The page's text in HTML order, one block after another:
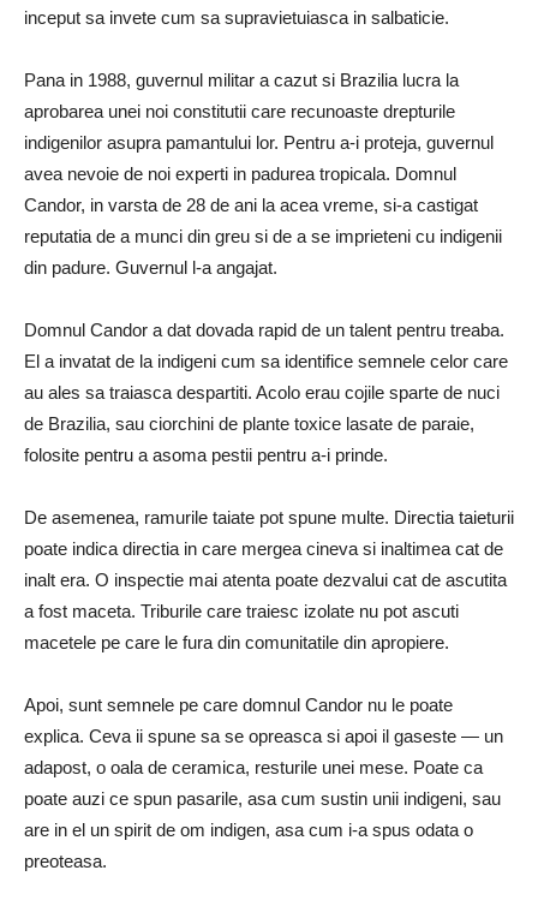
inceput sa invete cum sa supravietuiasca in salbaticie.
Pana in 1988, guvernul militar a cazut si Brazilia lucra la
aprobarea unei noi constitutii care recunoaste drepturile
indigenilor asupra pamantului lor. Pentru a-i proteja, guvernul
avea nevoie de noi experti in padurea tropicala. Domnul
Candor, in varsta de 28 de ani la acea vreme, si-a castigat
reputatia de a munci din greu si de a se imprieteni cu indigenii
din padure. Guvernul l-a angajat.
Domnul Candor a dat dovada rapid de un talent pentru treaba.
El a invatat de la indigeni cum sa identifice semnele celor care
au ales sa traiasca despartiti. Acolo erau cojile sparte de nuci
de Brazilia, sau ciorchini de plante toxice lasate de paraie,
folosite pentru a asoma pestii pentru a-i prinde.
De asemenea, ramurile taiate pot spune multe. Directia taieturii
poate indica directia in care mergea cineva si inaltimea cat de
inalt era. O inspectie mai atenta poate dezvalui cat de ascutita
a fost maceta. Triburile care traiesc izolate nu pot ascuti
macetele pe care le fura din comunitatile din apropiere.
Apoi, sunt semnele pe care domnul Candor nu le poate
explica. Ceva ii spune sa se opreasca si apoi il gaseste — un
adapost, o oala de ceramica, resturile unei mese. Poate ca
poate auzi ce spun pasarile, asa cum sustin unii indigeni, sau
are in el un spirit de om indigen, asa cum i-a spus odata o
preoteasa.